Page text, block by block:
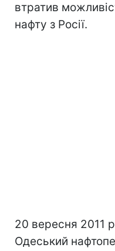
втратив
нафту з Росії.
20 вересня 2011
Одеський